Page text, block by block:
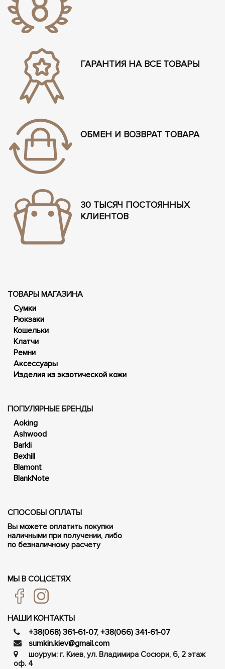
ГАРАНТИЯ НА ВСЕ ТОВАРЫ
ОБМЕН И ВОЗВРАТ ТОВАРА
30 ТЫСЯЧ ПОСТОЯННЫХ
КЛИЕНТОВ
ТОВАРЫ МАГАЗИНА
Сумки
Рюкзаки
Кошельки
Клатчи
Ремни
Аксессуары
Изделия из экзотической кожи
ПОПУЛЯРНЫЕ БРЕНДЫ
Aoking
Ashwood
Barkli
Bexhill
Blamont
BlankNote
СПОСОБЫ ОПЛАТЫ
Вы можете оплатить покупки
наличными при получении, либо
по безналичному расчету
МЫ В СОЦСЕТЯХ
НАШИ КОНТАКТЫ
+38(068) 361-61-07, +38(066) 341-61-07
sumkin.kiev@gmail.com
шоурум: г. Киев, ул. Владимира Сосюри, ​​6, 2 этаж
оф. 4